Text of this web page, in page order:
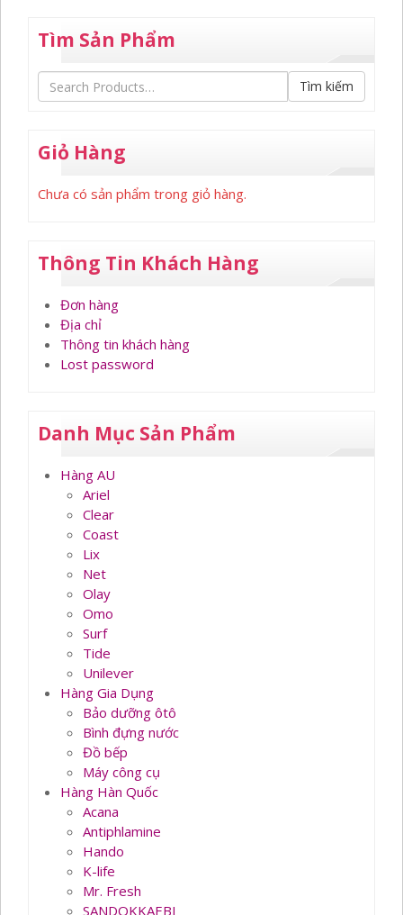
Tìm Sản Phẩm
Tìm kiếm
Giỏ Hàng
Chưa có sản phẩm trong giỏ hàng.
Thông Tin Khách Hàng
Đơn hàng
Địa chỉ
Thông tin khách hàng
Lost password
Danh Mục Sản Phẩm
Hàng AU
Ariel
Clear
Coast
Lix
Net
Olay
Omo
Surf
Tide
Unilever
Hàng Gia Dụng
Bảo dưỡng ôtô
Bình đựng nước
Đồ bếp
Máy công cụ
Hàng Hàn Quốc
Acana
Antiphlamine
Hando
K-life
Mr. Fresh
SANDOKKAEBI